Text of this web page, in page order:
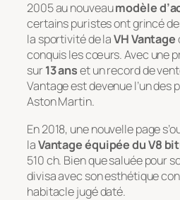
2005 au nouveaumodèle
certains puristes ont grincé
la sportivité de laVH Vantage
conquis les cœurs. Avec une
sur13 anset un record de
Vantage est devenue l’un des
Aston Martin.
En 2018, une nouvelle page
laVantage équipée du V8
510 ch. Bien que saluée pour
divisa avec son esthétique
habitacle jugé daté.